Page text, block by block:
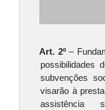
Art. 2º –
possibilidades
subvenções
visarão à
assistência